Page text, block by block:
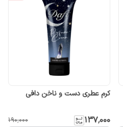
کرم عطری دست و ناخن دافی
۱۳۷٬۰۰۰ ۱۹۰٬۰۰۰